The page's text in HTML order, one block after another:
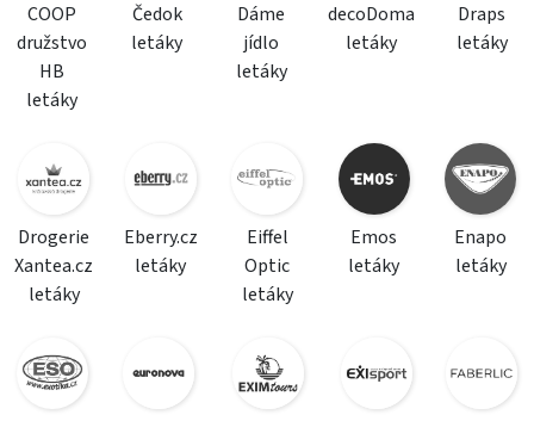
COOP
družstvo
HB
letáky
Čedok
letáky
Dáme
jídlo
letáky
decoDoma
letáky
Draps
letáky
Drogerie
Xantea.cz
letáky
Eberry.cz
letáky
Eiffel
Optic
letáky
Emos
letáky
Enapo
letáky